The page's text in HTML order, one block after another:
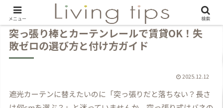
突っ張り棒とカーテンレールで賃貸OK！失
敗ゼロの選び方と付け方ガイド
2025.12.12
遮光カーテンに替えたいのに「突っ張りだと落ちない？長さ
メニュー 検索